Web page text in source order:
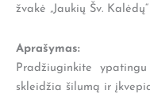
žvakė „Jaukių Šv.
Aprašymas:
Pradžiuginkite ypatingu
skleidžia šilumą ir